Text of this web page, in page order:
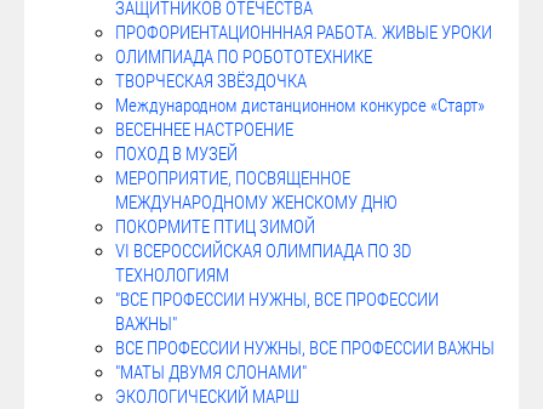
ЗАЩИТНИКОВ ОТЕЧЕСТВА
ПРОФОРИЕНТАЦИОНННАЯ РАБОТА. ЖИВЫЕ УРОКИ
ОЛИМПИАДА ПО РОБОТОТЕХНИКЕ
ТВОРЧЕСКАЯ ЗВЁЗДОЧКА
Международном дистанционном конкурсе «Старт»
ВЕСЕННЕЕ НАСТРОЕНИЕ
ПОХОД В МУЗЕЙ
МЕРОПРИЯТИЕ, ПОСВЯЩЕННОЕ
МЕЖДУНАРОДНОМУ ЖЕНСКОМУ ДНЮ
ПОКОРМИТЕ ПТИЦ ЗИМОЙ
VI ВСЕРОССИЙСКАЯ ОЛИМПИАДА ПО 3D
ТЕХНОЛОГИЯМ
"ВСЕ ПРОФЕССИИ НУЖНЫ, ВСЕ ПРОФЕССИИ
ВАЖНЫ"
ВСЕ ПРОФЕССИИ НУЖНЫ, ВСЕ ПРОФЕССИИ ВАЖНЫ
"МАТЫ ДВУМЯ СЛОНАМИ"
ЭКОЛОГИЧЕСКИЙ МАРШ